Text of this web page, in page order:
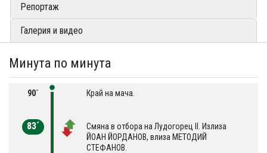
Репортаж
Галерия и видео
Минута по минута
90´ Край на мача.
83´
Смяна в отбора на Лудогорец II. Излиза
ЙОАН ЙОРДАНОВ, влиза МЕТОДИЙ
СТЕФАНОВ.